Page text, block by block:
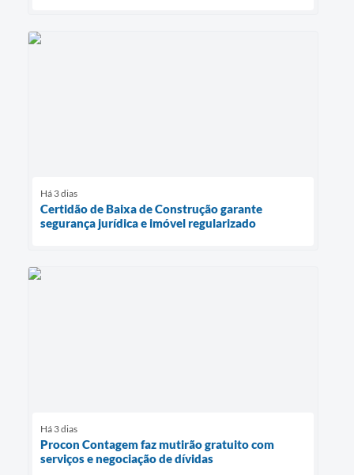
Há 3 dias
Certidão de Baixa de Construção garante
segurança jurídica e imóvel regularizado
Há 3 dias
Procon Contagem faz mutirão gratuito com
serviços e negociação de dívidas